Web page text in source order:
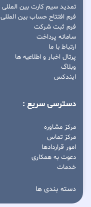
تمدید سیم کارت بین المللی
فرم افتتاح حساب بین المللی
فرم ثبت شرکت
سامانه پرداخت
ارتباط با ما
پرتال اخبار و اطلاعیه ها
وبلاگ
ایندکس
دسترسی سریع :
مرکز مشاوره
مرکز تماس
امور قراردادها
دعوت به همکاری
خدمات
دسته بندی ها